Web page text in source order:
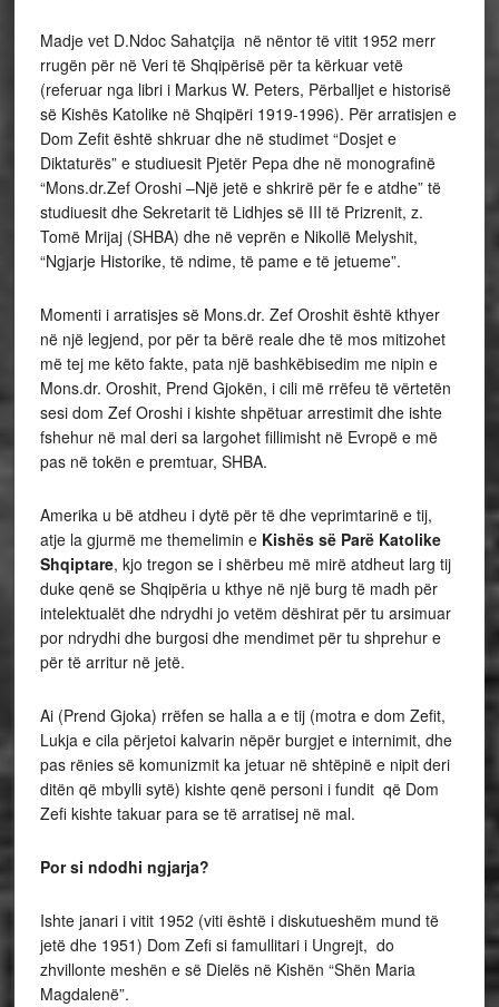
Madje vet D.Ndoc Sahatçija në nëntor të vitit 1952 merr
rrugën për në Veri të Shqipërisë për ta kërkuar vetë
(referuar nga libri i Markus W. Peters, Përballjet e historisë
së Kishës Katolike në Shqipëri 1919-1996). Për arratisjen e
Dom Zefit është shkruar dhe në studimet “Dosjet e
Diktaturës” e studiuesit Pjetër Pepa dhe në monografinë
“Mons.dr.Zef Oroshi –Një jetë e shkrirë për fe e atdhe” të
studiuesit dhe Sekretarit të Lidhjes së III të Prizrenit, z.
Tomë Mrijaj (SHBA) dhe në veprën e Nikollë Melyshit,
“Ngjarje Historike, të ndime, të pame e të jetueme”.
Momenti i arratisjes së Mons.dr. Zef Oroshit është kthyer
në një legjend, por për ta bërë reale dhe të mos mitizohet
më tej me këto fakte, pata një bashkëbisedim me nipin e
Mons.dr. Oroshit, Prend Gjokën, i cili më rrëfeu të vërtetën
sesi dom Zef Oroshi i kishte shpëtuar arrestimit dhe ishte
fshehur në mal deri sa largohet fillimisht në Evropë e më
pas në tokën e premtuar, SHBA.
Amerika u bë atdheu i dytë për të dhe veprimtarinë e tij,
atje la gjurmë me themelimin e Kishës së Parë Katolike
Shqiptare, kjo tregon se i shërbeu më mirë atdheut larg tij
duke qenë se Shqipëria u kthye në një burg të madh për
intelektualët dhe ndrydhi jo vetëm dëshirat për tu arsimuar
por ndrydhi dhe burgosi dhe mendimet për tu shprehur e
për të arritur në jetë.
Ai (Prend Gjoka) rrëfen se halla a e tij (motra e dom Zefit,
Lukja e cila përjetoi kalvarin nëpër burgjet e internimit, dhe
pas rënies së komunizmit ka jetuar në shtëpinë e nipit deri
ditën që mbylli sytë) kishte qenë personi i fundit që Dom
Zefi kishte takuar para se të arratisej në mal.
Por si ndodhi ngjarja?
Ishte janari i vitit 1952 (viti është i diskutueshëm mund të
jetë dhe 1951) Dom Zefi si famullitari i Ungrejt, do
zhvillonte meshën e së Dielës në Kishën “Shën Maria
Magdalenë”.